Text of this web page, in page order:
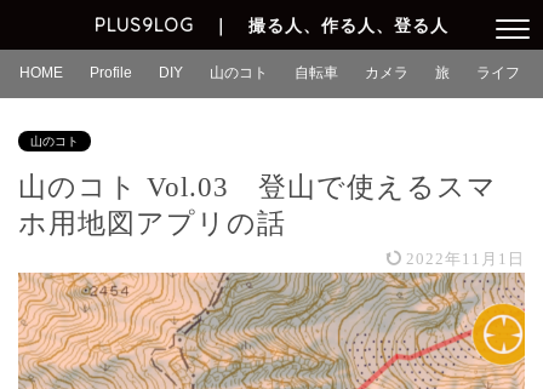
PLUS9LOG ｜ 撮る人、作る人、登る人
HOME Profile DIY 山のコト 自転車 カメラ 旅 ライフ
山のコト
山のコト Vol.03 登山で使えるスマ
ホ用地図アプリの話
2022年11月1日